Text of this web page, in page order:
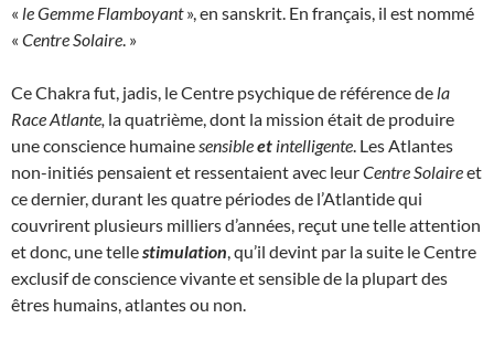
« le Gemme Flamboyant», en sanskrit. En français, il est nommé
« Centre Solaire . »
Ce Chakra fut, jadis, le Centre psychique de référence de la
Race Atlante, la quatrième, dont la mission était de produire
une conscience humaine sensibleet intelligente . Les Atlantes
non-initiés pensaient et ressentaient avec leurCentre Solaireet
ce dernier, durant les quatre périodes de l’Atlantide qui
couvrirent plusieurs milliers d’années, reçut une telle attention
et donc, une tellestimulation , qu’il devint par la suite le Centre
exclusif de conscience vivante et sensible de la plupart des
êtres humains, atlantes ou non.